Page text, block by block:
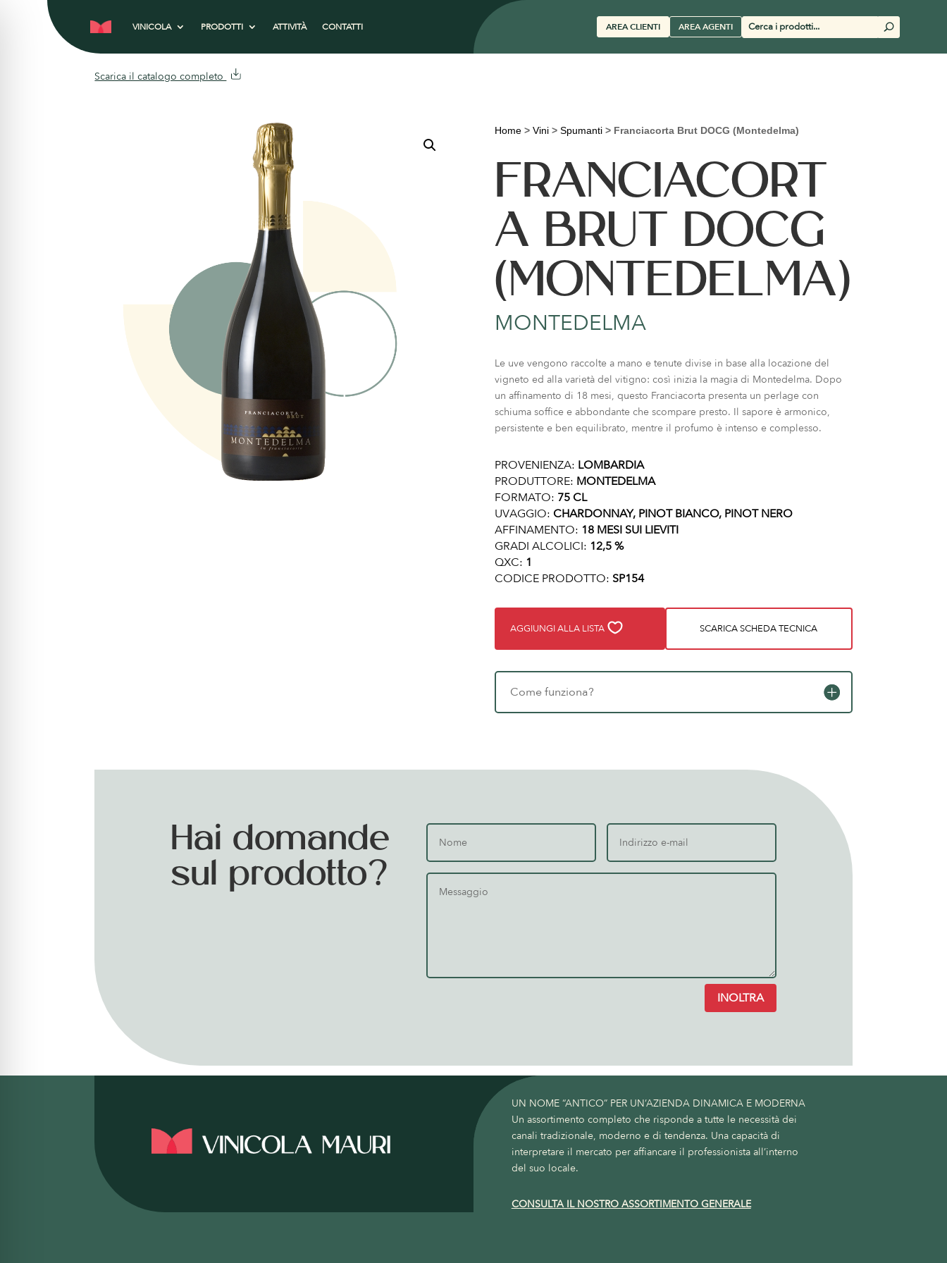
VINICOLA PRODOTTI ATTIVITÀ CONTATTI AREA CLIENTI AREA AGENTI
Cerca
prodotti
U
Scarica il catalogo completo
Home> Vini> Spumanti> Franciacorta Brut DOCG (Montedelma)
FRANCIACORT
A BRUT DOCG
(MONTEDELMA)
MONTEDELMA
Le uve vengono raccolte a mano e tenute divise in base alla locazione del
vigneto ed alla varietà del vitigno: così inizia la magia di Montedelma. Dopo
un affinamento di 18 mesi, questo Franciacorta presenta un perlage con
schiuma soffice e abbondante che scompare presto. Il sapore è armonico,
persistente e ben equilibrato, mentre il profumo è intenso e complesso.
PROVENIENZA: LOMBARDIA
PRODUTTORE: MONTEDELMA
FORMATO: 75 CL
UVAGGIO: CHARDONNAY, PINOT BIANCO, PINOT NERO
AFFINAMENTO: 18 MESI SUI LIEVITI
GRADI ALCOLICI: 12,5 %
QXC: 1
CODICE PRODOTTO: SP154
AGGIUNGI ALLA LISTA SCARICA SCHEDA TECNICA
Come funziona?
Hai domande
sul prodotto?
INOLTRA
UN NOME “ANTICO” PER UN’AZIENDA DINAMICA E MODERNA
Un assortimento completo che risponde a tutte le necessità dei
canali tradizionale, moderno e di tendenza. Una capacità di
interpretare il mercato per affiancare il professionista all’interno
del suo locale.
CONSULTA IL NOSTRO ASSORTIMENTO GENERALE